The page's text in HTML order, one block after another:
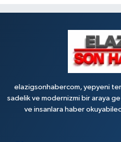
elazigsonhabercom, yepyeni
sadelik ve modernizmi bir araya
ve insanlara haber